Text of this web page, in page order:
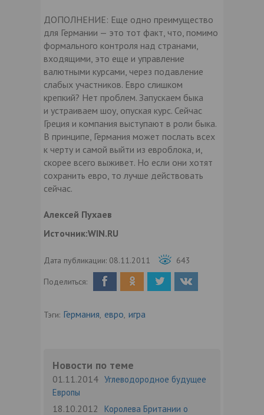
ДОПОЛНЕНИЕ: Еще одно преимущество
для Германии — это тот факт, что, помимо
формального контроля над странами,
входящими, это еще и управление
валютными курсами, через подавление
слабых участников. Евро слишком
крепкий? Нет проблем. Запускаем быка
и устраиваем шоу, опуская курс. Сейчас
Греция и компания выступают в роли быка.
В принципе, Германия может послать всех
к черту и самой выйти из евроблока, и,
скорее всего выживет. Но если они хотят
сохранить евро, то лучше действовать
сейчас.
Алексей Пухаев
Источник:WIN.RU
Дата публикации: 08.11.2011 643
Поделиться:
Тэги: Германия, евро, игра
Новости по теме
01.11.2014 Углеводородное будущее
Европы
18.10.2012
Королева Британии о